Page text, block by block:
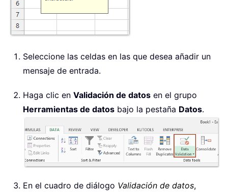
Seleccione las celdas en las que desea añadir un
mensaje de entrada.
Haga clic en Validación de datos en el grupo
Herramientas de datos bajo la pestaña Datos.
En el cuadro de diálogo Validación de datos,